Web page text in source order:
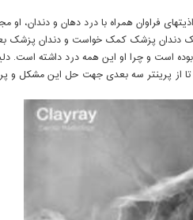
فراوان همراه با درد دهان و دندان،
سال 2014، او از یک دندان پزشک کمک خواست و
است و چرا او این همه درد داشته است.
تا از پرینتر سه بعدی جهت حل این مشکل